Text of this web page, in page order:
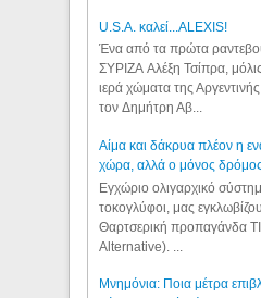
U.S.A. καλεί...ALEXIS!
Ένα από τα πρώτα
ΣΥΡΙΖΑ Αλέξη Τσίπρα,
ιερά χώματα της
τον Δημήτρη Αβ...
Αίμα και δάκρυα πλέον η
χώρα, αλλά ο μόνος
Εγχώριο ολιγαρχικό
τοκογλύφοι, μας
Θαρτσερική προπαγάνδα
Alternative). ...
Μνημόνια: Ποια μέτρα